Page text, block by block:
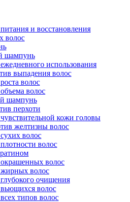
и восстановления
волос
шампунь
использования
выпадения волос
волос
волос
шампунь
перхоти
кожи головы
желтизны волос
волос
волос
волос
волос
очищения
волос
типов волос